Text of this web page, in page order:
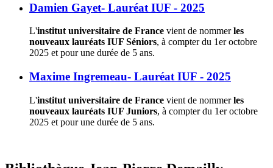
Damien Gayet- Lauréat IUF - 2025
L'institut universitaire de France vient de nommerles
nouveaux lauréats IUF Séniors, à compter du 1er octobre
2025 et pour une durée de 5 ans.
Maxime Ingremeau- Lauréat IUF - 2025
L'institut universitaire de France vient de nommerles
nouveaux lauréats IUF Juniors, à compter du 1er octobre
2025 et pour une durée de 5 ans.